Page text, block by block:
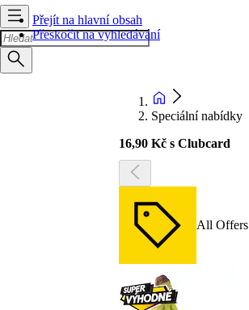
Přejít na hlavní obsah
Přeskočit na vyhledávání
Speciální nabídky
16,90 Kč s Clubcard
All Offers